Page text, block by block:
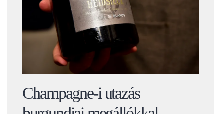
Champagne-i utazás